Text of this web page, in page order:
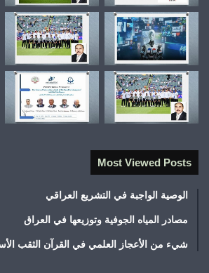
Most Viewed Posts
الوصية الواجبة في التشريع العراقي
مصادر المياه الجوفية وتوزيعها في العراق
شيء من الأعجاز العلمي في القرآن الثقب